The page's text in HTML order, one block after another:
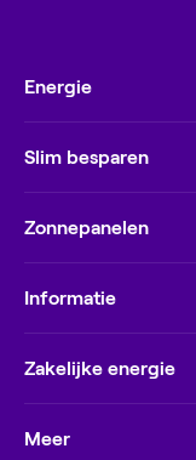
Energie
Slim besparen
Zonnepanelen
Informatie
Zakelijke energie
Meer